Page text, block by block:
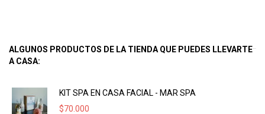
ALGUNOS PRODUCTOS DE LA TIENDA QUE PUEDES LLEVARTE
A CASA:
KIT SPA EN CASA FACIAL - MAR SPA
$70.000